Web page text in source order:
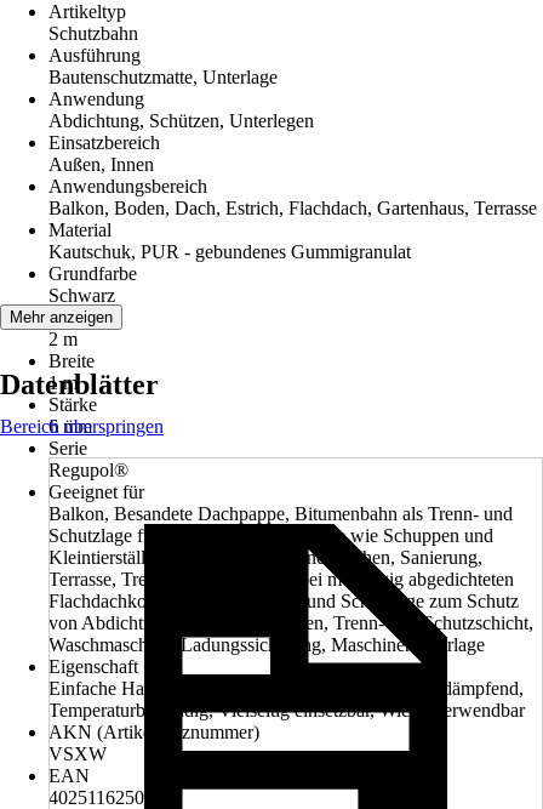
Artikeltyp
Schutzbahn
Ausführung
Bautenschutzmatte, Unterlage
Anwendung
Abdichtung, Schützen, Unterlegen
Einsatzbereich
Außen, Innen
Anwendungsbereich
Balkon, Boden, Dach, Estrich, Flachdach, Gartenhaus, Terrasse
Material
Kautschuk, PUR - gebundenes Gummigranulat
Grundfarbe
Schwarz
Länge
2 m
Breite
1 m
Stärke
6 mm
Serie
Regupol®
Geeignet für
Balkon, Besandete Dachpappe, Bitumenbahn als Trenn- und
Schutzlage für untergeordnete Bauteile wie Schuppen und
Kleintierställe, Hauseingang, Kleine Flächen, Sanierung,
Terrasse, Trenn- und Schutzlage bei mehrlagig abgedichteten
Flachdachkonstruktionen, Trenn- und Schutzlage zum Schutz
von Abdichtungen und Isolierungen, Trenn- und Schutzschicht,
Waschmaschine, Ladungssicherung, Maschinenunterlage
Eigenschaft
Einfache Handhabung, Langlebig, Rutschfest, Stoßdämpfend,
Temperaturbeständig, Vielseitig einsetzbar, Wiederverwendbar
AKN (Artikelkurznummer)
VSXW
EAN
4025116250961
Mehr anzeigen
Datenblätter
Bereich überspringen